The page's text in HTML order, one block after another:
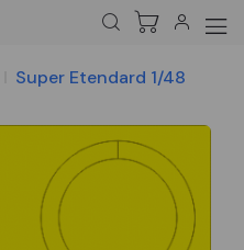
Super Etendard 1/48